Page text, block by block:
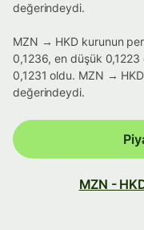
değerindeydi.
MZN → HKD kurunun
0,1236, en düşük
0,1231 oldu. MZN →
değerindeydi.
MZN -